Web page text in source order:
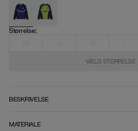
Størrelse:
VÆLG STØRRELSE
BESKRIVELSE
MATERIALE